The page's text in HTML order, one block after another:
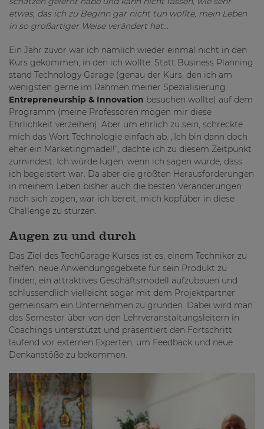
etwas, das ich zu Beginn gar nicht tun wollte, mein Leben
in so großartiger Weise verändert hat…
Ein Jahr zuvor war ich nämlich wieder einmal nicht in den
Kurs gekommen, in den ich wollte. Statt Business Planning
stand Technology Garage (genau der Kurs, den ich am
wenigsten gerne im Rahmen meiner Spezialisierung
Entrepreneurship & Innovation besuchen wollte) auf dem
Programm (meine Professoren mögen mir diese
Ehrlichkeit verzeihen). Aber um ehrlich zu sein, schreckte
mich das Wort Technologie einfach ab. „Ich bin dann doch
eher ein Marketingmädel!“, dachte ich zu diesem Zeitpunkt
zumindest. Ich würde lügen, wenn ich sagen würde, dass
ich begeistert war. Da aber die größten Herausforderungen
in meinem Leben bisher auch die besten Veränderungen
nach sich zogen, war ich bereit, mich kopfüber in diese
Challenge zu stürzen.
Augen zu und durch
Das Ziel des TechGarage Kurses ist es, einem Techniker zu
helfen, neue Anwendungsgebiete für sein Produkt zu
finden, ein attraktives Geschäftsmodell aufzubauen und
schlussendlich vielleicht sogar mit dem Projektpartner
gemeinsam ein Unternehmen zu gründen. Dabei wird man
das Semester über von den Lehrveranstaltungsleitern in
Coachings unterstützt und präsentiert den Fortschritt
laufend vor externen Experten, um Feedback und neue
Denkanstöße zu bekommen.